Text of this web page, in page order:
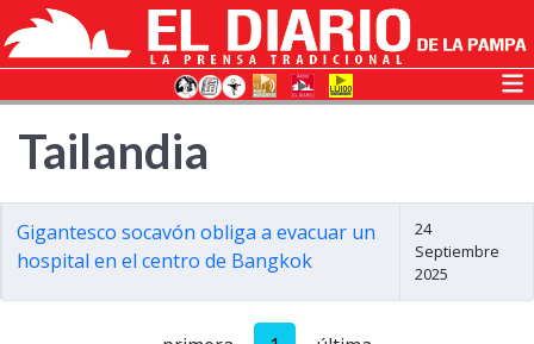
Tailandia
Gigantesco socavón obliga a evacuar un
hospital en el centro de Bangkok
24
Septiembre
2025